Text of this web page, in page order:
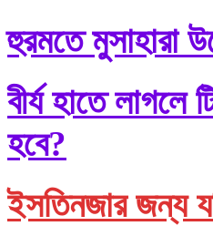
হুরমতে মুসাহারা
বীর্য হাতে
হবে?
ইসতিনজার জন্য